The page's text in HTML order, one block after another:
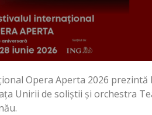
Opera Aperta 2026 prezintă
Unirii de soliștii și orchestra